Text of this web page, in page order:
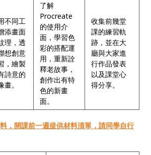
不同工
添畫面
理，透
想創意
，繪製
詩意的
畫。
了解
Procreate
的使用介
面，學習色
彩的搭配運
用，重新詮
釋老故事，
創作出有特
色的新畫
面。
收集前幾堂
課的練習軌
跡，並在⼤
廳與⼤家進
行作品發表
以及課堂心
得分享。
，開課前一週提供材料清單，請同學自行